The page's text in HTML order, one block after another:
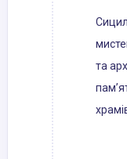
та